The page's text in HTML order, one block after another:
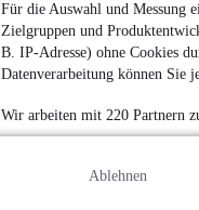
Für die Auswahl und Messung
Zielgruppen und
B. IP-Adresse) ohne Cookies
Datenverarbeitung können Sie
Wir arbeiten mit 220 Partnern
Ablehnen